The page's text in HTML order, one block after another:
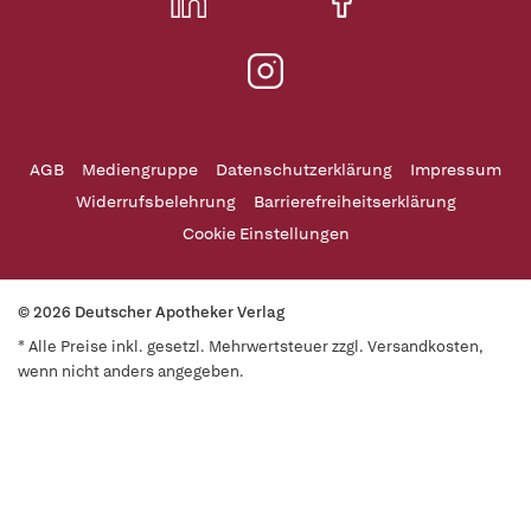
AGB Mediengruppe Datenschutzerklärung
Impressum
Widerrufsbelehrung
Barrierefreiheitserklärung
Cookie Einstellungen
© 2026 Deutscher Apotheker Verlag
* Alle Preise inkl. gesetzl. Mehrwertsteuer zzgl. Versandkosten,
wenn nicht anders angegeben.